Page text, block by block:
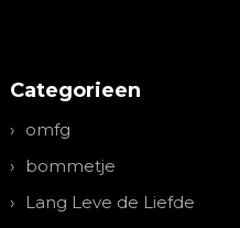
Categorieen
omfg
bommetje
Lang Leve de Liefde